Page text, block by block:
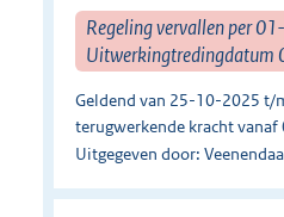
Regeling vervallen per
Geldend van 25-10-2025
terugwerkende kracht
Uitgegeven door: